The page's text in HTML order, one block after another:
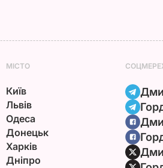
МІСТО
Київ
Львів
Одеса
Донецьк
Харків
Дніпро